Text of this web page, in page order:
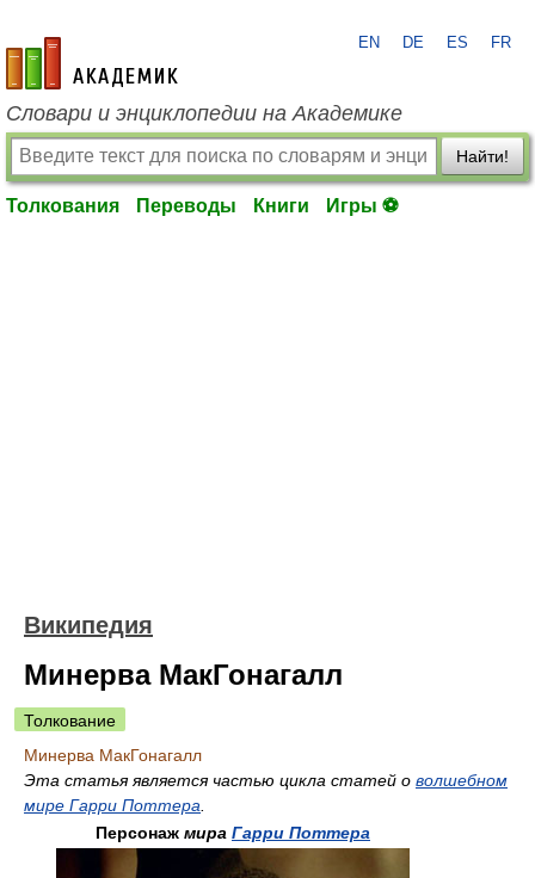
academic.ru
EN DE ES FR
Словари и энциклопедии на Академике
Найти!
Толкования Переводы Книги Игры ⚽
Википедия
Минерва МакГонагалл
Толкование
Минерва МакГонагалл
Эта статья является частью цикла статей о волшебном
мире Гарри Поттера
Персонаж мира Гарри Поттера